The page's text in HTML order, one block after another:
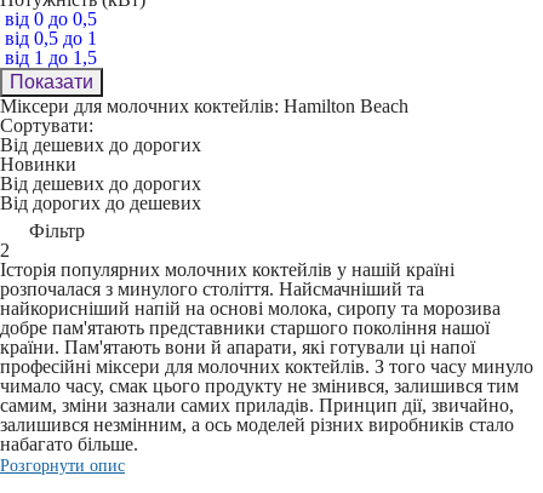
від 0 до 0,5
від 0,5 до 1
від 1 до 1,5
Показати
Міксери для молочних коктейлів: Hamilton Beach
Сортувати:
Від дешевих до дорогих
Новинки
Від дешевих до дорогих
Від дорогих до дешевих
Фільтр
2
Історія популярних молочних коктейлів у нашій країні
розпочалася з минулого століття. Найсмачніший та
найкорисніший напій на основі молока, сиропу та морозива
добре пам'ятають представники старшого покоління нашої
країни. Пам'ятають вони й апарати, які готували ці напої
професійні міксери для молочних коктейлів. З того часу минуло
чимало часу, смак цього продукту не змінився, залишився тим
самим, зміни зазнали самих приладів. Принцип дії, звичайно,
залишився незмінним, а ось моделей різних виробників стало
набагато більше.
Розгорнути опис